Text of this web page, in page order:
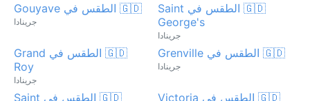
🇬🇩 الطقس في Saint
George's
جرينادا
🇬🇩 الطقس في Gouyave
جرينادا
🇬🇩 الطقس في Grenville
جرينادا
🇬🇩 الطقس في Grand
Roy
جرينادا
🇬🇩 الطقس في Victoria
🇬🇩 الطقس في Saint